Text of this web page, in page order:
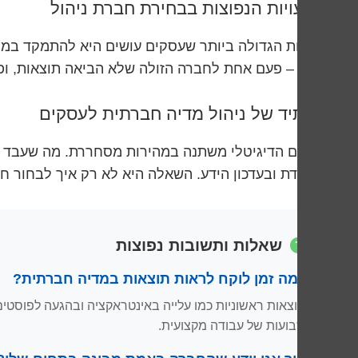
הטעויות הנפוצות בבחירת חברת ניהול
הטעות הגדולה ביותר שעסקים עושים היא להתמקד
כפול – פעם אחת לחברה הזולה שלא הביאה תוצאות,
העתיד של ניהול מדיה חברתית לעסקים
העולם הדיגיטלי משתנה במהירות מסחררת. מה
מתמדת ובעדכון הידע. השאלה היא לא רק איך לבחור
שאלות ותשובות נפוצות
כמה זמן לוקח לראות תוצאות במדיה חברתית?
שבועות של עבודה מקצועית.